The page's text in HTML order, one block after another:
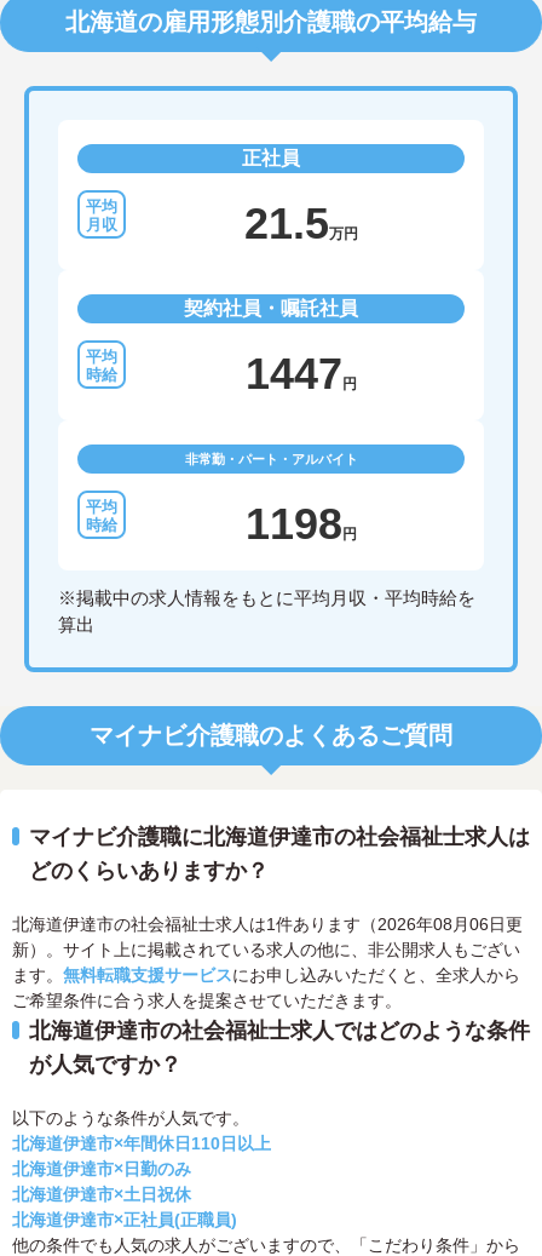
北海道の雇用形態別介護職の平均給与
正社員
21.5万円
契約社員・嘱託社員
1447 円
非常勤・パート・アルバイト
1198 円
※掲載中の求人情報をもとに平均月収・平均時給を
算出
マイナビ介護職のよくあるご質問
マイナビ介護職に北海道伊達市の社会福祉士求人は
どのくらいありますか？
北海道伊達市の社会福祉士求人は1件あります（2026年08月06日更
新）。サイト上に掲載されている求人の他に、非公開求人もござい
ます。 無料転職支援サービスにお申し込みいただくと、全求人から
ご希望条件に合う求人を提案させていただきます。
北海道伊達市の社会福祉士求人ではどのような条件
が人気ですか？
以下のような条件が人気です。
北海道伊達市×年間休日110日以上
北海道伊達市×日勤のみ
北海道伊達市×土日祝休
北海道伊達市×正社員(正職員)
他の条件でも人気の求人がございますので、「こだわり条件」から